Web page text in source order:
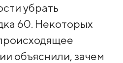
убрать
60. Некоторых
объяснили, зачем